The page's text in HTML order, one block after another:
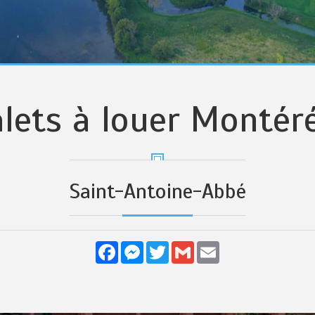
à louer
Saint-Antoine-Abbé
FacebookMessenger
TwitterGmail